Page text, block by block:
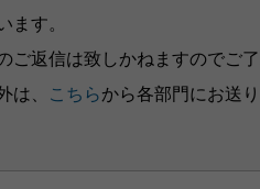
ます。
返信は致しかねますのでご了
は、
こちらから各部門にお送り